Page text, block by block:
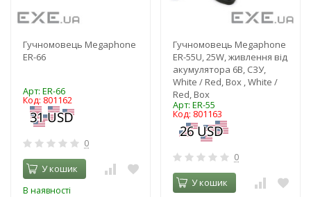
Гучномовець Megaphone
ER-66
Арт: ER-66
Код: 801162
0
У кошик
В наявності
Гучномовець Megaphone
ER-55U, 25W, живлення від
акумулятора 6В, СЗУ,
White / Red, Box , White /
Red, Box
Арт: ER-55
Код: 801163
0
У кошик